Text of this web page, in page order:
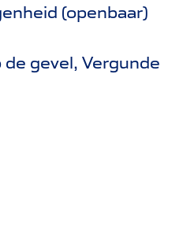
(openbaar)
gevel, Vergunde